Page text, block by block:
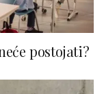
postojati?